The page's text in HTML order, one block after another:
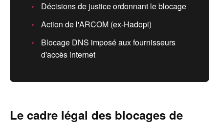
Décisions de justice ordonnant le blocage
Action de l'ARCOM (ex-Hadopi)
Blocage DNS imposé aux fournisseurs
d'accès internet
Le cadre légal des blocages de